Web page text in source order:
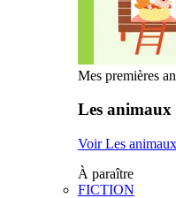
Mes premières
Les animaux
Voir Les
À paraître
FICTION